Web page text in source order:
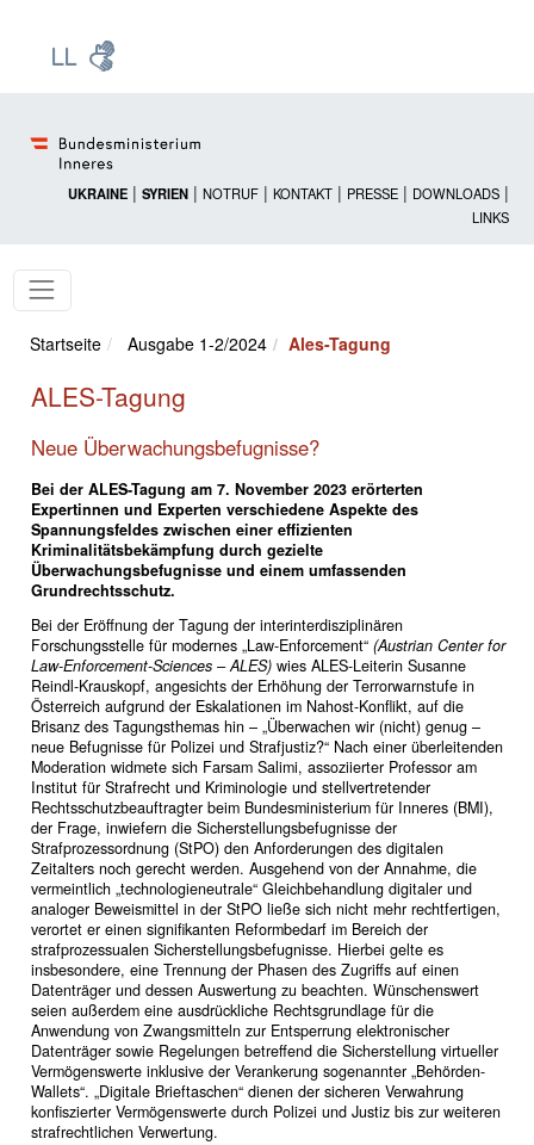
UKRAINE | SYRIEN | NOTRUF | KONTAKT | PRESSE | DOWNLOADS |
LINKS
Startseite Ausgabe 1-2/2024 Ales-Tagung
ALES-Tagung
Neue Überwachungsbefugnisse?
Bei der ALES-Tagung am 7. November 2023 erörterten
Expertinnen und Experten verschiedene Aspekte des
Spannungsfeldes zwischen einer effizienten
Kriminalitätsbekämpfung durch gezielte
Überwachungsbefugnisse und einem umfassenden
Grundrechtsschutz.
Bei der Eröffnung der Tagung der interinterdisziplinären
Forschungsstelle für modernes „Law-Enforcement“ (Austrian Center for
Law-Enforcement-Sciences – ALES)wies ALES-Leiterin Susanne
Reindl-Krauskopf, angesichts der Erhöhung der Terrorwarnstufe in
Österreich aufgrund der Eskalationen im Nahost-Konflikt, auf die
Brisanz des Tagungsthemas hin – „Überwachen wir (nicht) genug –
neue Befugnisse für Polizei und Strafjustiz?“ Nach einer überleitenden
Moderation widmete sich Farsam Salimi, assoziierter Professor am
Institut für Strafrecht und Kriminologie und stellvertretender
Rechtsschutzbeauftragter beim Bundesministerium für Inneres (BMI),
der Frage, inwiefern die Sicherstellungsbefugnisse der
Strafprozessordnung (StPO) den Anforderungen des digitalen
Zeitalters noch gerecht werden. Ausgehend von der Annahme, die
vermeintlich „technologieneutrale“ Gleichbehandlung digitaler und
analoger Beweismittel in der StPO ließe sich nicht mehr rechtfertigen,
verortet er einen signifikanten Reformbedarf im Bereich der
strafprozessualen Sicherstellungsbefugnisse. Hierbei gelte es
insbesondere, eine Trennung der Phasen des Zugriffs auf einen
Datenträger und dessen Auswertung zu beachten. Wünschenswert
seien außerdem eine ausdrückliche Rechtsgrundlage für die
Anwendung von Zwangsmitteln zur Entsperrung elektronischer
Datenträger sowie Regelungen betreffend die Sicherstellung virtueller
Vermögenswerte inklusive der Verankerung sogenannter „Behörden-
Wallets“. „Digitale Brieftaschen“ dienen der sicheren Verwahrung
konfiszierter Vermögenswerte durch Polizei und Justiz bis zur weiteren
strafrechtlichen Verwertung.